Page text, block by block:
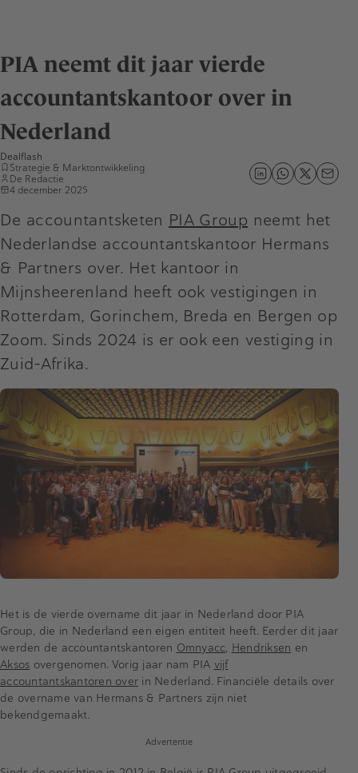
PIA neemt dit jaar vierde
accountantskantoor over in
Nederland
Dealflash
Strategie & Marktontwikkeling
De Redactie
4 december 2025
De accountantsketen PIA Group neemt het
Nederlandse accountantskantoor Hermans
& Partners over. Het kantoor in
Mijnsheerenland heeft ook vestigingen in
Rotterdam, Gorinchem, Breda en Bergen op
Zoom. Sinds 2024 is er ook een vestiging in
Zuid-Afrika.
Het is de vierde overname dit jaar in Nederland door PIA
Group, die in Nederland een eigen entiteit heeft. Eerder dit jaar
werden de accountantskantoren Omnyacc, Hendriksen en
Aksos overgenomen. Vorig jaar nam PIA vijf
accountantskantoren over in Nederland. Financiële details over
de overname van Hermans & Partners zijn niet
bekendgemaakt.
Advertentie